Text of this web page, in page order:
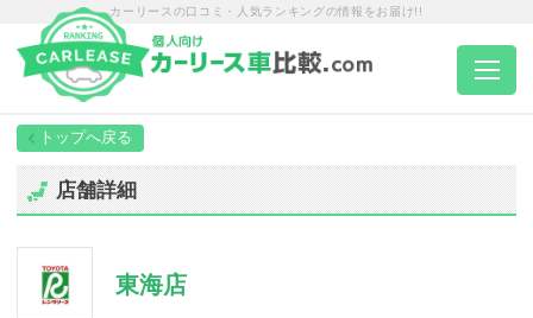
カーリースの口コミ・人気ランキングの情報をお届け!!
トップページ
エリア別ランキング
店舗詳細
東海店